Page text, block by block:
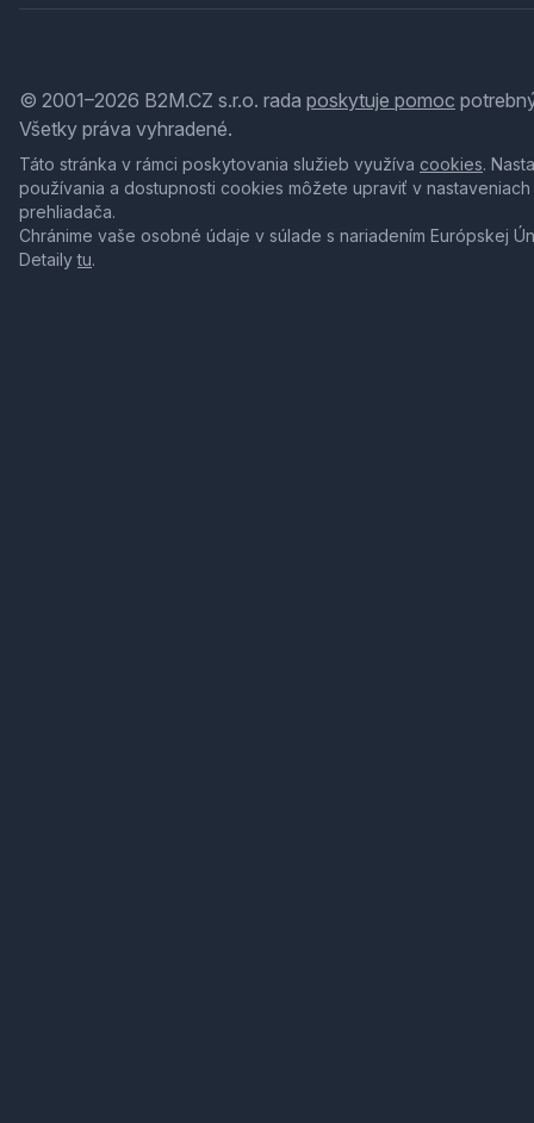
© 2001–2026 B2M.CZ s.r.o. rada poskytuje pomoc
Všetky práva vyhradené.
Táto stránka v rámci poskytovania služieb využíva cookies.
používania a dostupnosti cookies môžete upraviť v nastaveniach
prehliadača.
Chránime vaše osobné údaje v súlade s nariadením Európskej
Detailytu.